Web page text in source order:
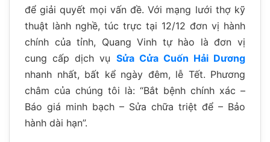
để giải quyết mọi vấn đề. Với mạng lưới thợ kỹ
thuật lành nghề, túc trực tại 12/12 đơn vị hành
chính của tỉnh, Quang Vinh tự hào là đơn vị
cung cấp dịch vụ Sửa Cửa Cuốn Hải Dương
nhanh nhất, bất kể ngày đêm, lễ Tết. Phương
châm của chúng tôi là: “Bắt bệnh chính xác –
Báo giá minh bạch – Sửa chữa triệt để – Bảo
hành dài hạn”.